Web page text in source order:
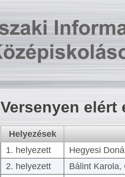
Versenyen elért
Helyezések
1. helyezett
Hegyesi
2. helyezett
Bálint Karola,